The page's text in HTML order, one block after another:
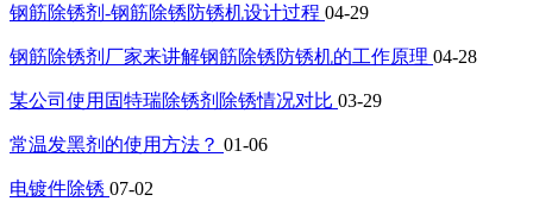
钢筋除锈剂-钢筋除锈防锈机设计过程 04-29
钢筋除锈剂厂家来讲解钢筋除锈防锈机的工作原理 04-28
某公司使用固特瑞除锈剂除锈情况对比 03-29
常温发黑剂的使用方法？ 01-06
电镀件除锈 07-02